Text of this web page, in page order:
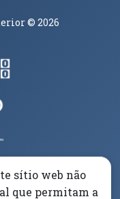
© 2026
(abre em nova janela)
sítio web não
que permitam a